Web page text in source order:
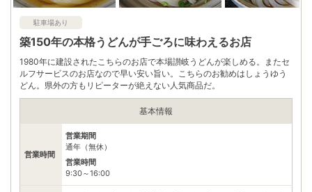
駐車場あり
築150年の本格うどんが手ごろに味わえるお店
1980年に建設されたこちらのお店で本場讃岐うどんが楽しめる。またセ
ルフサービスのお店なので早い安い旨い。こちらのお勧めはしょうゆう
どん。県外の方もリピーターが絶えない人気商品だ。
基本情報
営業時間
営業期間
通年（無休）
営業時間
9:30～16:00